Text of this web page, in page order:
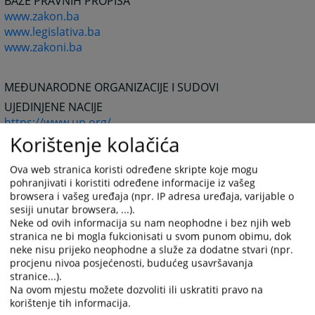
www.zakon.ba
www.legislativa.ba
www.zakoni.ba
MEĐUNARODNE ORGANIZACIJE I SUDOVI
UJEDINJENE NACIJE
https://www.un.org/
MEĐUNARODNI SUD PRAVDE
https://www.icj-cij.org/
MEĐUNARODNI KRIVIČNI TRIBUNAL U HAGU
https://www.un.org/icty/
MEĐUNARODNI KRIVIČNI SUD
https://www.iccnow.org/
EVROPSKO PRAVO I INSTITUCIJE
EVROPSKA UNIJA
https://europa.eu.int/
EVROPSKI SUD
Korištenje kolačića
Ova web stranica koristi određene skripte koje mogu
pohranjivati i koristiti određene informacije iz vašeg
browsera i vašeg uređaja (npr. IP adresa uređaja, varijable o
sesiji unutar browsera, ...).
Neke od ovih informacija su nam neophodne i bez njih web
stranica ne bi mogla fukcionisati u svom punom obimu, dok
neke nisu prijeko neophodne a služe za dodatne stvari (npr.
procjenu nivoa posjećenosti, budućeg usavršavanja
stranice...).
Na ovom mjestu možete dozvoliti ili uskratiti pravo na
korištenje tih informacija.